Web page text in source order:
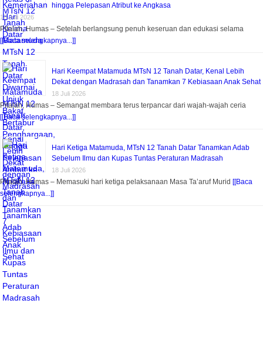
hingga Pelepasan Atribut ke Angkasa
18 Juli 2026
Pitalah, Humas – Setelah berlangsung penuh keseruan dan edukasi selama
[[Baca selengkapnya...]]
Hari Keempat Matamuda MTsN 12 Tanah Datar, Kenal Lebih
Dekat dengan Madrasah dan Tanamkan 7 Kebiasaan Anak Sehat
18 Juli 2026
Pitalah, Humas – Semangat membara terus terpancar dari wajah-wajah ceria
[[Baca selengkapnya...]]
Hari Ketiga Matamuda, MTsN 12 Tanah Datar Tanamkan Adab
Sebelum Ilmu dan Kupas Tuntas Peraturan Madrasah
18 Juli 2026
Pitalah, Humas – Memasuki hari ketiga pelaksanaan Masa Ta’aruf Murid [[Baca
selengkapnya...]]